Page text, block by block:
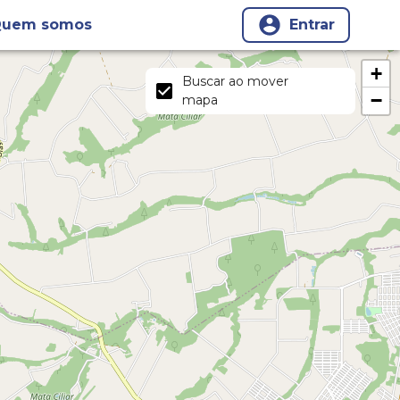
somos Entrar
+
−
Buscar ao mover
mapa